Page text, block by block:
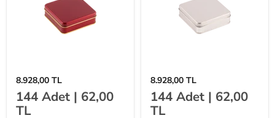
144
Adet
Kırmızı
Kare
Metal
8.928,00 TL
144 Adet | 62,00
TL
144
Adet
Silver
Kare
Metal
8.928,00 TL
144 Adet | 62,00
TL